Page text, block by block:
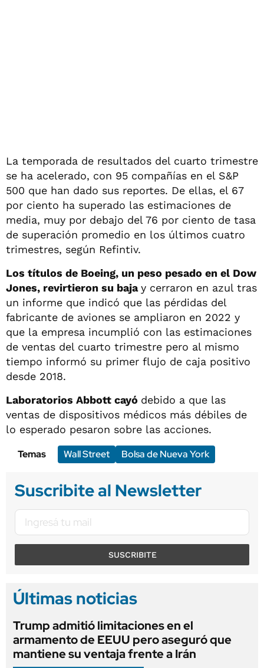
La temporada de resultados del cuarto trimestre
se ha acelerado, con 95 compañías en el S&P
500 que han dado sus reportes. De ellas, el 67
por ciento ha superado las estimaciones de
media, muy por debajo del 76 por ciento de tasa
de superación promedio en los últimos cuatro
trimestres, según Refintiv.
Los títulos de Boeing, un peso pesado en el Dow
Jones, revirtieron su bajay cerraron en azul tras
un informe que indicó que las pérdidas del
fabricante de aviones se ampliaron en 2022 y
que la empresa incumplió con las estimaciones
de ventas del cuarto trimestre pero al mismo
tiempo informó su primer flujo de caja positivo
desde 2018.
Laboratorios Abbott cayó debido a que las
ventas de dispositivos médicos más débiles de
lo esperado pesaron sobre las acciones.
Temas
Wall Street Bolsa de Nueva York
Suscribite al Newsletter
SUSCRIBITE
Últimas noticias
Trump admitió limitaciones en el
armamento de EEUU pero aseguró que
mantiene su ventaja frente a Irán